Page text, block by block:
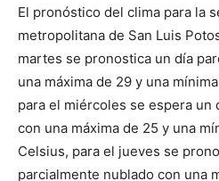
El pronóstico del clima para la
metropolitana de San Luis
martes se pronostica un día
una máxima de 29 y una
para el miércoles se espera un
con una máxima de 25 y una
Celsius, para el jueves se
parcialmente nublado con una